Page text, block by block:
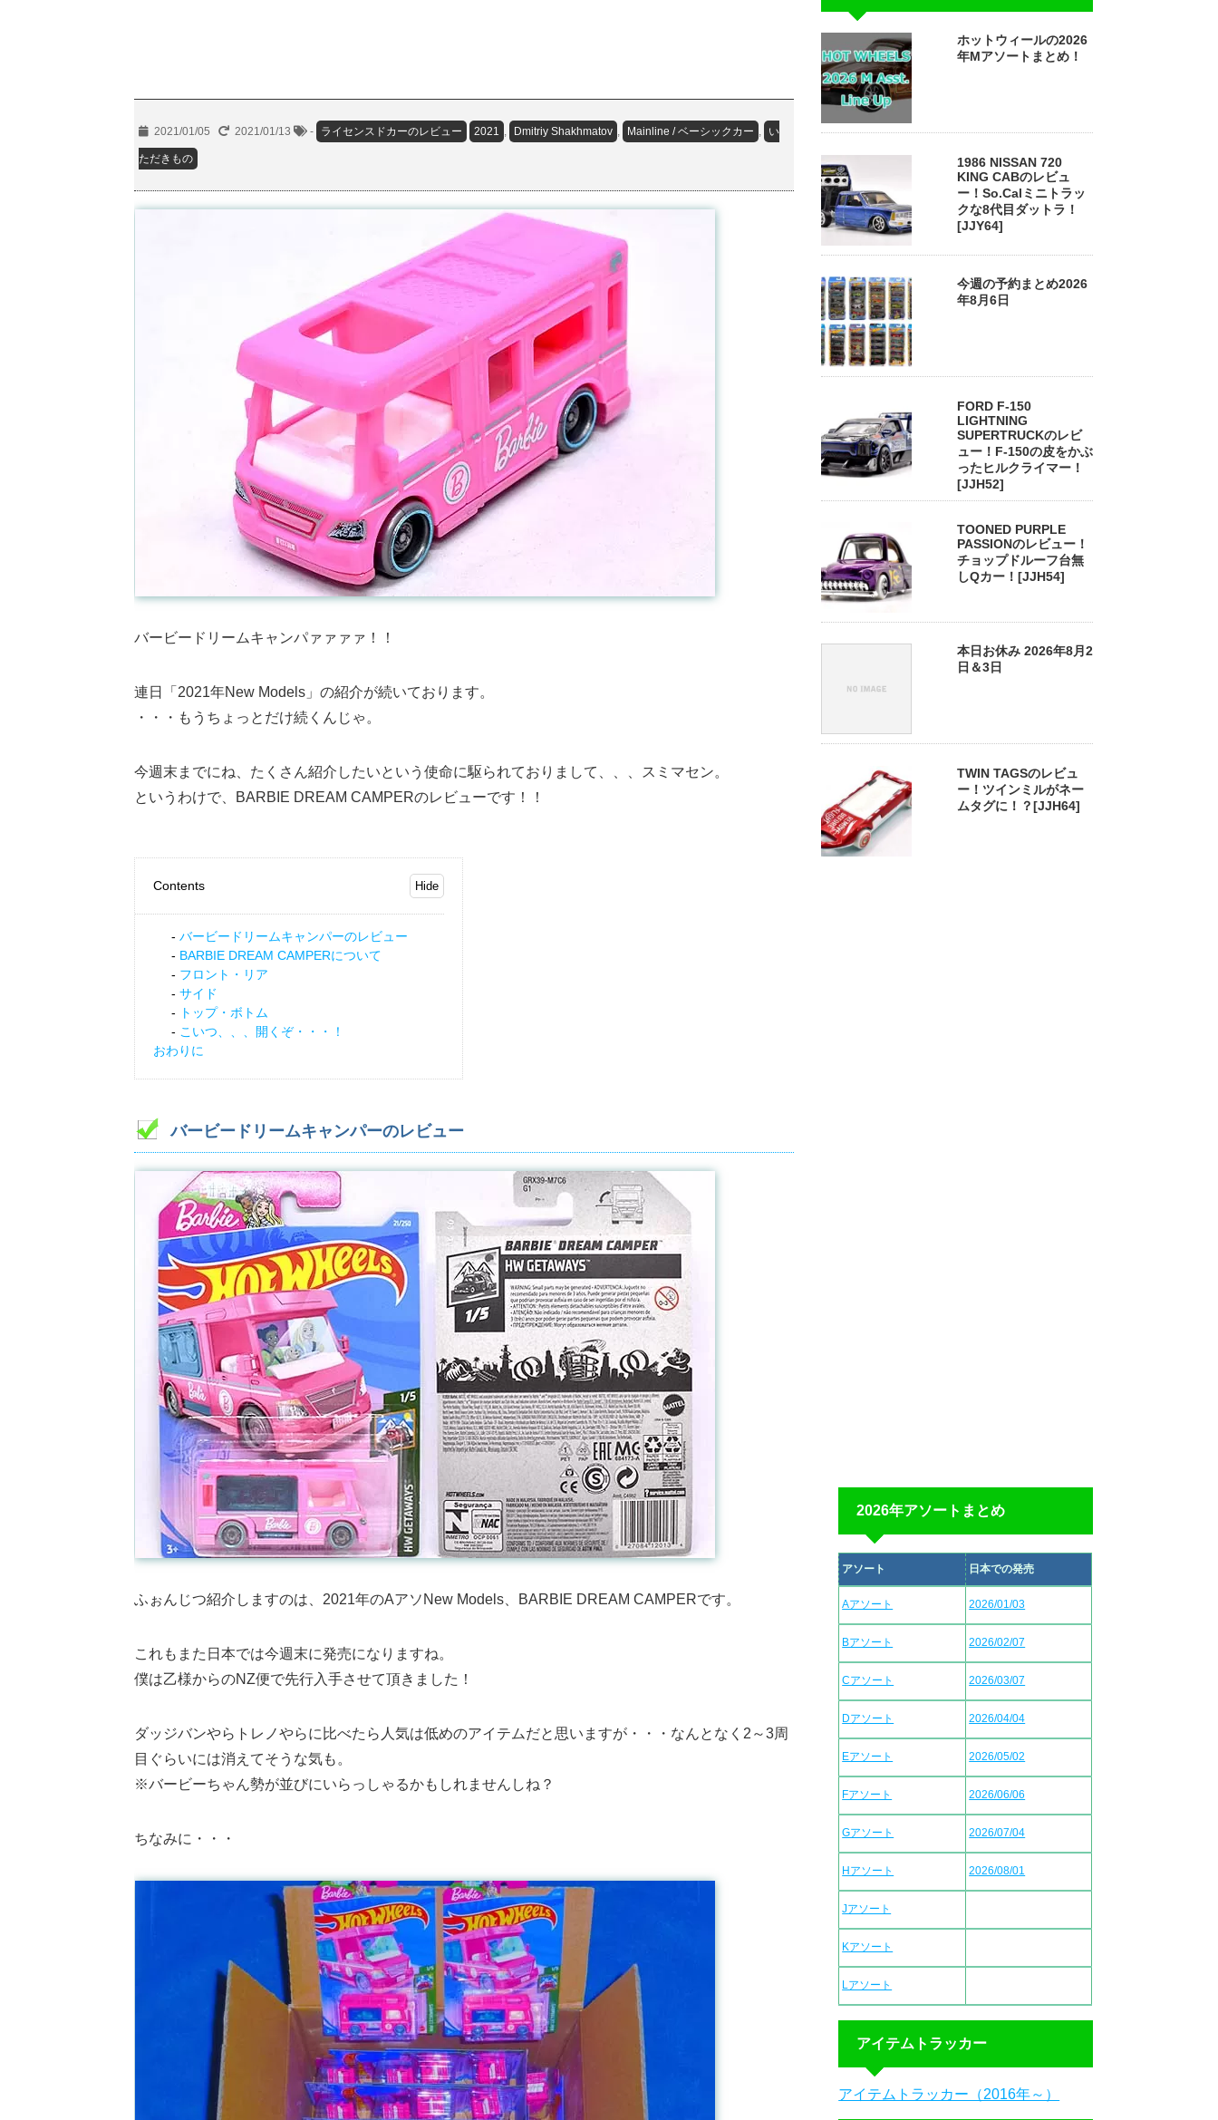
2021/01/05 2021/01/13 - ライセンスドカーのレビュー 2021 , Dmitriy Shakhmatov , Mainline / ベーシックカー , い
ただきもの
バービードリームキャンパァァァァ！！
連日「2021年New Models」の紹介が続いております。
・・・もうちょっとだけ続くんじゃ。
今週末までにね、たくさん紹介したいという使命に駆られておりまして、、、スミマセン。
というわけで、BARBIE DREAM CAMPERのレビューです！！
Contents
バービードリームキャンパーのレビュー
BARBIE DREAM CAMPERについて
フロント・リア
サイド
トップ・ボトム
こいつ、、、開くぞ・・・！
おわりに
バービードリームキャンパーのレビュー
ふぉんじつ紹介しますのは、2021年のAアソNew Models、BARBIE DREAM CAMPERです。
これもまた日本では今週末に発売になりますね。
僕は乙様からのNZ便で先行入手させて頂きました！
ダッジバンやらトレノやらに比べたら人気は低めのアイテムだと思いますが・・・なんとなく2～3周
目ぐらいには消えてそうな気も。
※バービーちゃん勢が並びにいらっしゃるかもしれませんしね？
ちなみに・・・
ホットウィールの2026
年Mアソートまとめ！
1986 NISSAN 720
KING CABのレビュ
ー！So.Calミニトラッ
クな8代目ダットラ！
[JJY64]
今週の予約まとめ2026
年8月6日
FORD F-150
LIGHTNING
SUPERTRUCKのレビ
ュー！F-150の皮をかぶ
ったヒルクライマー！
[JJH52]
TOONED PURPLE
PASSIONのレビュー！
チョップドルーフ台無
しQカー！[JJH54]
本日お休み 2026年8月2
日＆3日
TWIN TAGSのレビュ
ー！ツインミルがネー
ムタグに！？[JJH64]
2026年アソートまとめ
アソート 日本での発売
Aアソート 2026/01/03
Bアソート 2026/02/07
Cアソート 2026/03/07
Dアソート 2026/04/04
Eアソート 2026/05/02
Fアソート 2026/06/06
Gアソート 2026/07/04
Hアソート 2026/08/01
Jアソート
Kアソート
Lアソート
アイテムトラッカー
アイテムトラッカー（2016年～）